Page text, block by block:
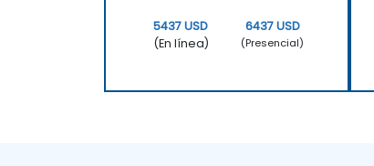
5437 USD
(En línea)
6437 USD
(Presencial)